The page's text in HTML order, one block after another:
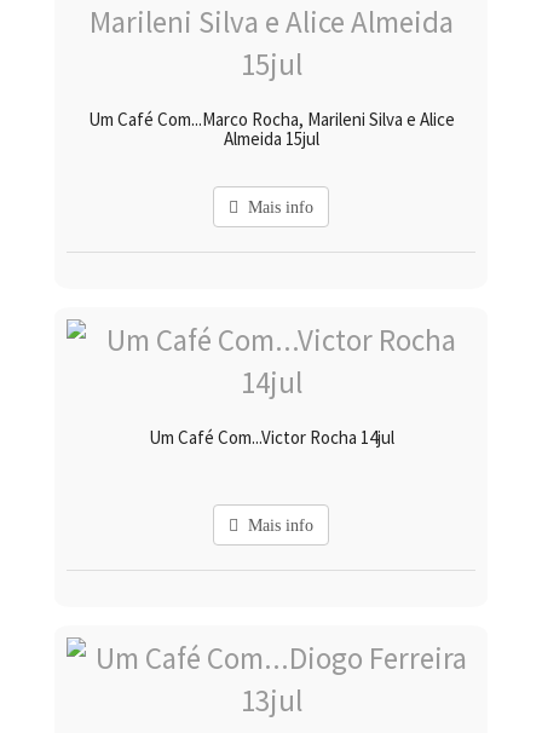
Um Café Com...Marco Rocha, Marileni Silva e Alice
Almeida 15jul
Mais info
Um Café Com...Victor Rocha 14jul
Mais info